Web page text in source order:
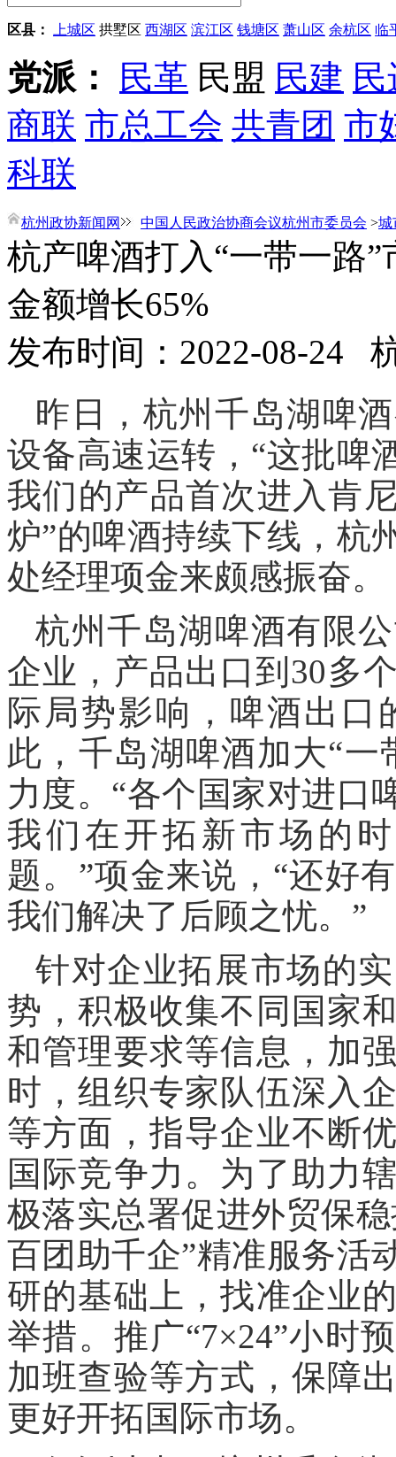
区县： 上城区 拱墅区 西湖区 滨江区 钱塘区 萧山区 余杭区 临
党派： 民革 民盟 民建
商联 市总工会 共青团 市
科联
杭州政协新闻网 中国人民政治协商会议杭州市委员会 >城
杭产啤酒打入“一带一路
金额增长65%
发布时间：2022-08-24
昨日，杭州千岛湖啤
设备高速运转，“这批啤
我们的产品首次进入肯
炉”的啤酒持续下线，杭
处经理项金来颇感振奋。
杭州千岛湖啤酒有限
企业，产品出口到30多
际局势影响，啤酒出口
此，千岛湖啤酒加大“
力度。“各个国家对进口
我们在开拓新市场的
题。”项金来说，“还好
我们解决了后顾之忧。”
针对企业拓展市场的
势，积极收集不同国家
和管理要求等信息，加
时，组织专家队伍深入
等方面，指导企业不断
国际竞争力。为了助力
极落实总署促进外贸保
百团助千企”精准服务活
研的基础上，找准企业
举措。推广“7×24”小时
加班查验等方式，保障
更好开拓国际市场。